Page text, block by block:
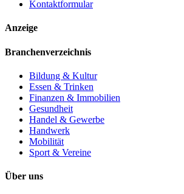
Kontaktformular
Anzeige
Branchenverzeichnis
Bildung & Kultur
Essen & Trinken
Finanzen & Immobilien
Gesundheit
Handel & Gewerbe
Handwerk
Mobilität
Sport & Vereine
Über uns